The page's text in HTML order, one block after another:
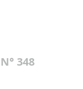
348